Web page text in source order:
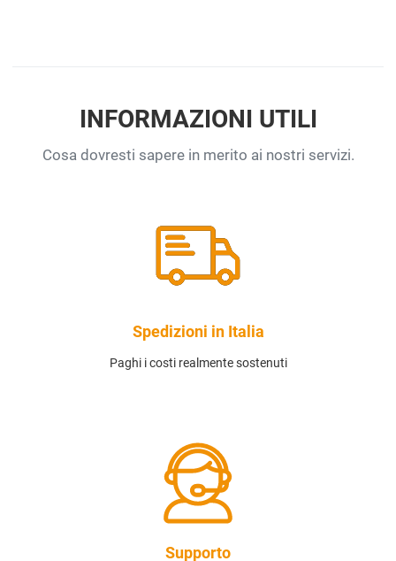
INFORMAZIONI UTILI
Cosa dovresti sapere in merito ai nostri servizi.
Spedizioni in Italia
Paghi i costi realmente sostenuti
Supporto